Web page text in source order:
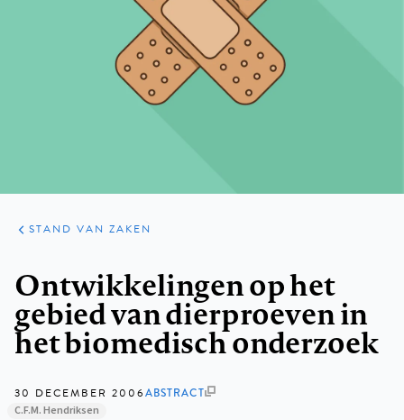
ARTIKELEN
PRAKTIJK
STAND VAN ZAKEN
Ontwikkelingen op het
gebied van dierproeven in
het biomedisch onderzoek
30 DECEMBER 2006ABSTRACT
C.F.M. Hendriksen